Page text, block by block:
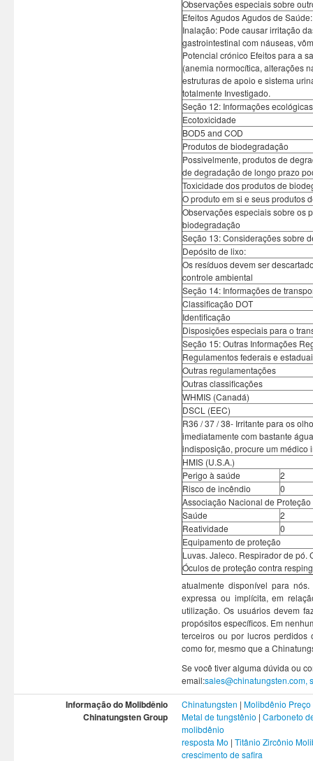
Observações especiais sobre
Efeitos Agudos Agudos de
Inalação: Pode causar irritação
gastrointestinal com náuseas,
Potencial crónico Efeitos para a
(anemia normocítica, alterações
estruturas de apoio e sistema
totalmente Investigado.
Seção 12: Informações ecológicas
Ecotoxicidade
BOD5 and COD
Produtos de biodegradação
Possivelmente, produtos de
de degradação de longo prazo
Toxicidade dos produtos de
O produto em si e seus produtos
Observações especiais sobre os
biodegradação
Seção 13: Considerações sobre
Depósito de lixo:
Os resíduos devem ser
controle ambiental
Seção 14: Informações de
Classificação DOT
Identificação
Disposições especiais para o
Seção 15: Outras Informações
Regulamentos federais e
Outras regulamentações
Outras classificações
WHMIS (Canadá)
DSCL (EEC)
R36 / 37 / 38- Irritante para os
imediatamente com bastante
indisposição, procure um médico
HMIS (U.S.A.)
Perigo à saúde
2
Risco de incêndio
0
Associação Nacional de
Saúde
2
Reatividade
0
Equipamento de proteção
Luvas. Jaleco. Respirador de pó.
Óculos de proteção contra
atualmente disponível para
expressa ou implícita, em
utilização. Os usuários devem
propósitos específicos. Em
terceiros ou por lucros perdidos
como for, mesmo que a
Se você tiver alguma dúvida ou
email:sales@chinatungsten.com,
Informação do Molibdênio Chinatungsten | Molibdênio Preço
Chinatungsten Group Metal de tungstênio | Carboneto
molibdênio
resposta Mo | Titânio Zircônio
crescimento de safira